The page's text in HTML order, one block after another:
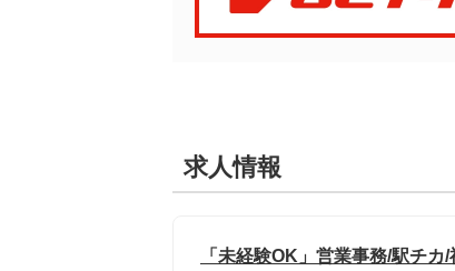
求人情報
「未経験OK」営業事務/駅チ